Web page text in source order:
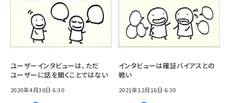
ユーザーインタビューは、ただ
ユーザーに話を聞くことではない
2020年4月30日 6:30
インタビューは確証バイアスとの
戦い
2021年12月16日 6:30